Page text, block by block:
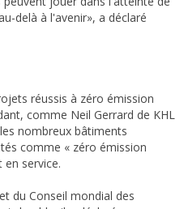
delà à l'avenir», a déclaré
réussis à zéro émission
comme Neil Gerrard de KHL
nombreux bâtiments
comme « zéro émission
en service.
du Conseil mondial des